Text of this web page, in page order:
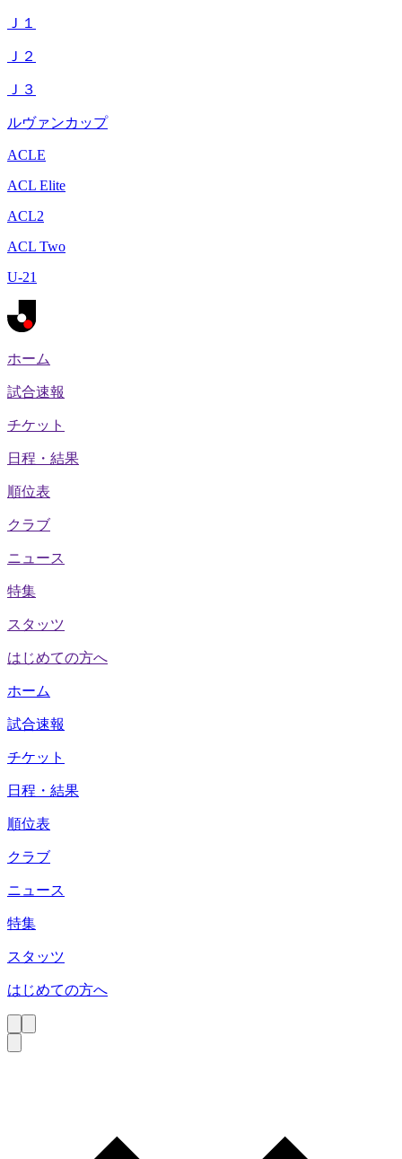
Ｊ１
Ｊ２
Ｊ３
ルヴァンカップ
ACLE
ACL Elite
ACL2
ACL Two
U-21
ホーム
試合速報
チケット
日程・結果
順位表
クラブ
ニュース
特集
スタッツ
はじめての方へ
ホーム
試合速報
チケット
日程・結果
順位表
クラブ
ニュース
特集
スタッツ
はじめての方へ